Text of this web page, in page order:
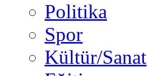
Politika
Spor
Kültür/Sanat